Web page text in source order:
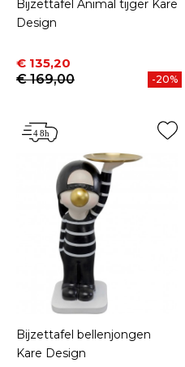
Bijzettafel Animal tijger Kare
Design
Prijs
€ 135,20
Normale prijs
€ 169,00
-20%
Bijzettafel bellenjongen
Kare Design